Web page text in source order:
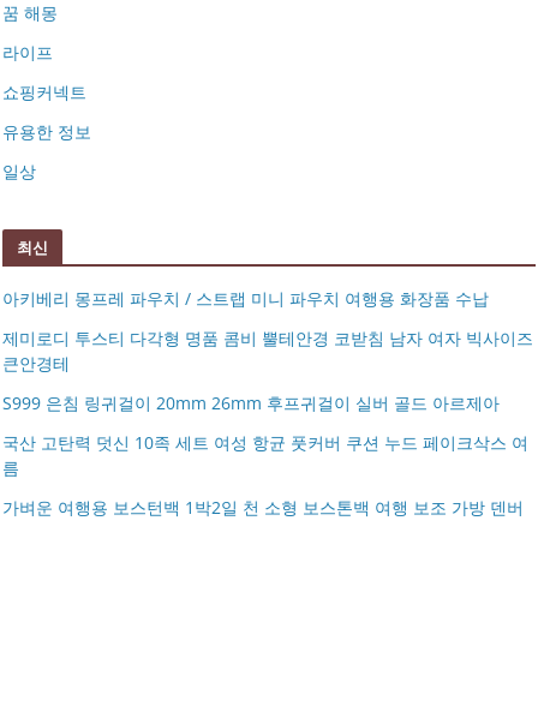
꿈 해몽
라이프
쇼핑커넥트
유용한 정보
일상
최신
아키베리 몽프레 파우치 / 스트랩 미니 파우치 여행용 화장품 수납
제미로디 투스티 다각형 명품 콤비 뿔테안경 코받침 남자 여자 빅사이즈
큰안경테
S999 은침 링귀걸이 20mm 26mm 후프귀걸이 실버 골드 아르제아
국산 고탄력 덧신 10족 세트 여성 항균 풋커버 쿠션 누드 페이크삭스 여
름
가벼운 여행용 보스턴백 1박2일 천 소형 보스톤백 여행 보조 가방 덴버
아키베리 몽프레 파우치 / 스트랩 미니 파우치 여행용 화장
품 수납
제미로디 투스티 다각형 명품 콤비 뿔테안경 코받침 남자